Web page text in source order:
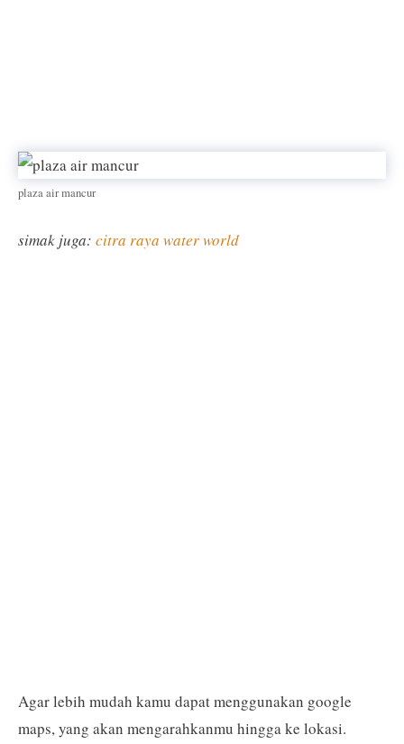
plaza air mancur
simak juga: citra raya water world
Agar lebih mudah kamu dapat menggunakan google
maps, yang akan mengarahkanmu hingga ke lokasi.